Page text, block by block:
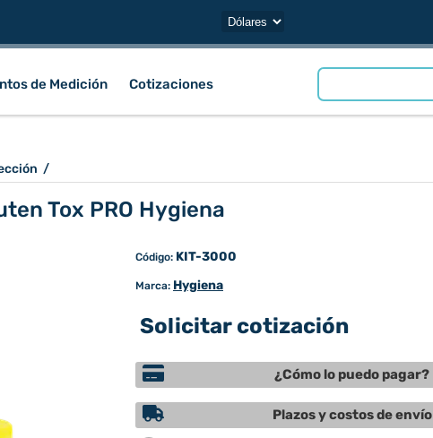
de Medición Cotizaciones
/
Tox PRO Hygiena
Código: KIT-3000
Marca: Hygiena
Solicitar cotización
¿Cómo lo puedo pagar?
Plazos y costos de envío